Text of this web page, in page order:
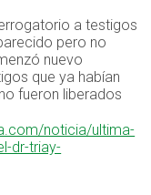
a testigos
pero no
nuevo
que ya habían
fueron liberados
noticia/ultima-
dr-triay-